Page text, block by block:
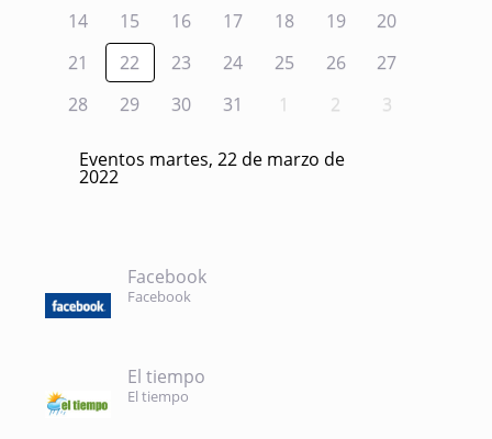
14
15 16 17 18 19
20
21
22 23 24 25 26
27
28
29 30 31 1 2 3
Eventos martes, 22 de marzo de
2022
Facebook
Facebook
El tiempo
El tiempo